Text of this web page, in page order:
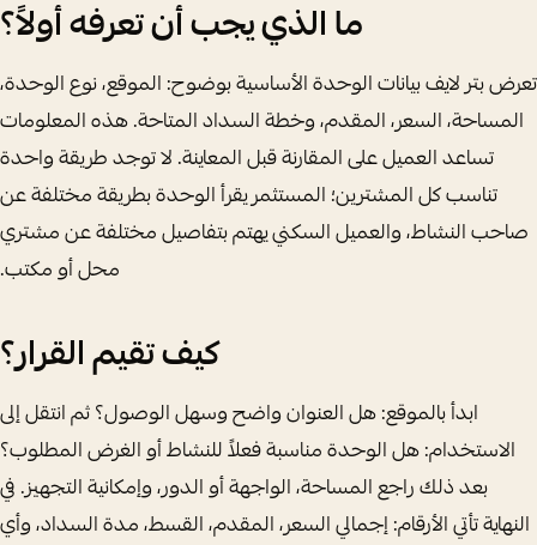
ما الذي يجب أن تعرفه أولاً؟
تعرض بتر لايف بيانات الوحدة الأساسية بوضوح: الموقع، نوع الوحدة،
المساحة، السعر، المقدم، وخطة السداد المتاحة. هذه المعلومات
تساعد العميل على المقارنة قبل المعاينة. لا توجد طريقة واحدة
تناسب كل المشترين؛ المستثمر يقرأ الوحدة بطريقة مختلفة عن
صاحب النشاط، والعميل السكني يهتم بتفاصيل مختلفة عن مشتري
محل أو مكتب.
كيف تقيم القرار؟
ابدأ بالموقع: هل العنوان واضح وسهل الوصول؟ ثم انتقل إلى
الاستخدام: هل الوحدة مناسبة فعلاً للنشاط أو الغرض المطلوب؟
بعد ذلك راجع المساحة، الواجهة أو الدور، وإمكانية التجهيز. في
النهاية تأتي الأرقام: إجمالي السعر، المقدم، القسط، مدة السداد، وأي